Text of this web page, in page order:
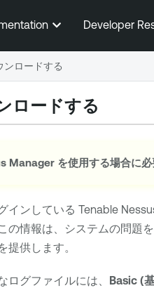
メインコン
Developer
ロードする
Manager を使用する場合に
インしている Tenable
の情報は、システムの問題
提供します。
ログファイルには、 Basic (
ンロードする